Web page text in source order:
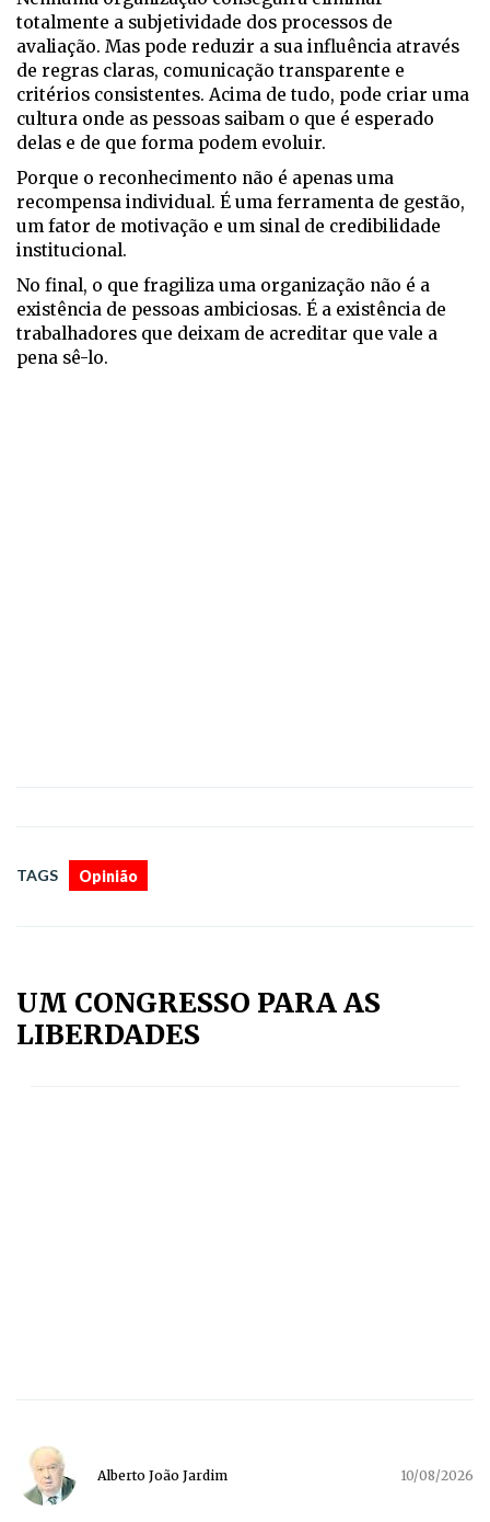
totalmente a subjetividade dos processos de
avaliação. Mas pode reduzir a sua influência através
de regras claras, comunicação transparente e
critérios consistentes. Acima de tudo, pode criar uma
cultura onde as pessoas saibam o que é esperado
delas e de que forma podem evoluir.
Porque o reconhecimento não é apenas uma
recompensa individual. É uma ferramenta de gestão,
um fator de motivação e um sinal de credibilidade
institucional.
No final, o que fragiliza uma organização não é a
existência de pessoas ambiciosas. É a existência de
trabalhadores que deixam de acreditar que vale a
pena sê-lo.​
TAGS Opinião
UM CONGRESSO PARA AS
LIBERDADES
Alberto João Jardim 10/08/2026